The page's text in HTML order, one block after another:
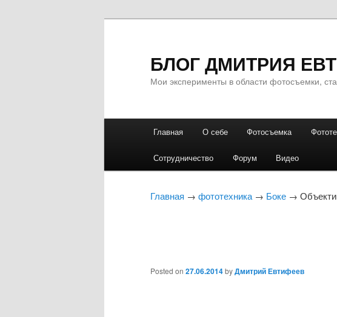
БЛОГ ДМИТРИЯ
Мои эксперименты в области фотосъемки,
Перейти
к
основному
Перейти
к
дополнительному
Главная О себе Фотосъемка
Сотрудничество Форум Видео
Главная → фототехника→ Боке →
Posted on 27.06.2014byДмитрий Евтифеев